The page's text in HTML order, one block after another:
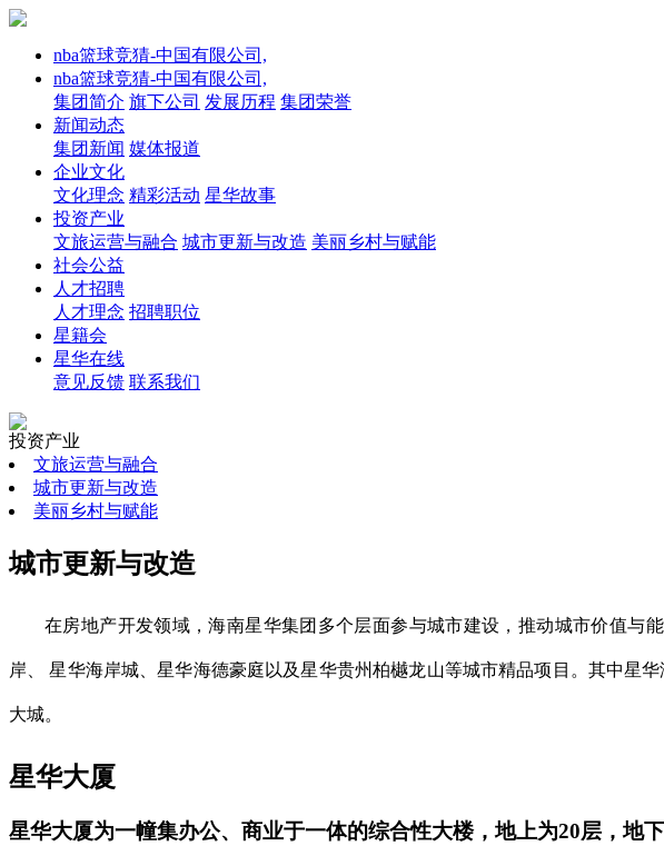
nba篮球竞猜-中国有限公司,
nba篮球竞猜-中国有限公司,
集团简介 旗下公司 发展历程 集团荣誉
新闻动态
集团新闻 媒体报道
企业文化
文化理念 精彩活动 星华故事
投资产业
文旅运营与融合 城市更新与改造 美丽乡村与赋能
社会公益
人才招聘
人才理念 招聘职位
星籍会
星华在线
意见反馈 联系我们
投资产业
文旅运营与融合
城市更新与改造
美丽乡村与赋能
城市更新与改造
在房地产开发领域，海南星华集团多个层面参与城市建设，推动城市价值与
岸、 星华海岸城、星华海德豪庭以及星华贵州柏樾龙山等城市精品项目。其中星
大城。
星华大厦
星华大厦为一幢集办公、商业于一体的综合性大楼，地上为20层，地